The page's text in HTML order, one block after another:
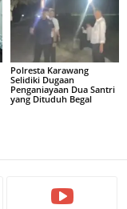
Polresta Karawang
Selidiki Dugaan
Penganiayaan Dua Santri
yang Dituduh Begal